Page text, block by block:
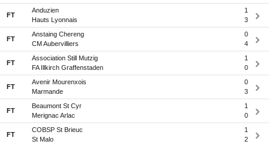
FT
Anduzien
1
Hauts Lyonnais
3
FT
Anstaing Chereng
0
CM Aubervilliers
4
FT
Association Still Mutzig
1
FA Illkirch Graffenstaden
0
FT
Avenir Mourenxois
0
Marmande
3
FT
Beaumont St Cyr
1
Merignac Arlac
0
FT
COBSP St Brieuc
1
St Malo
2